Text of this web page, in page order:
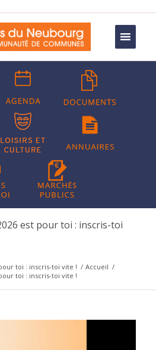
est pour toi : inscris-toi
toi : inscris-toi vite ! / Accueil /
toi : inscris-toi vite !